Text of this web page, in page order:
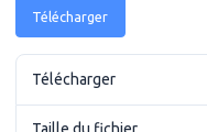
Télécharger
Télécharger